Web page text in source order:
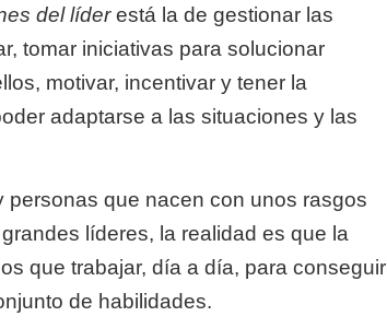
del líderestá la de gestionar las
tomar iniciativas para solucionar
motivar, incentivar y tener la
adaptarse a las situaciones y las
personas que nacen con unos rasgos
líderes, la realidad es que la
que trabajar, día a día, para conseguir
de habilidades.